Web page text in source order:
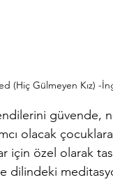
(Hiç Gülmeyen Kız) -
güvende,
olacak
için özel olarak
dilindeki